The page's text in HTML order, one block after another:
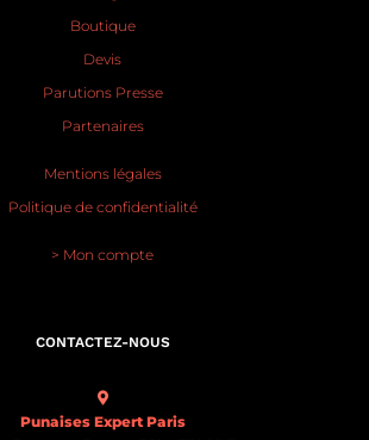
Boutique
Devis
Parutions Presse
Partenaires
Mentions légales
Politique de confidentialité
> Mon compte
CONTACTEZ-NOUS
Punaises Expert Paris